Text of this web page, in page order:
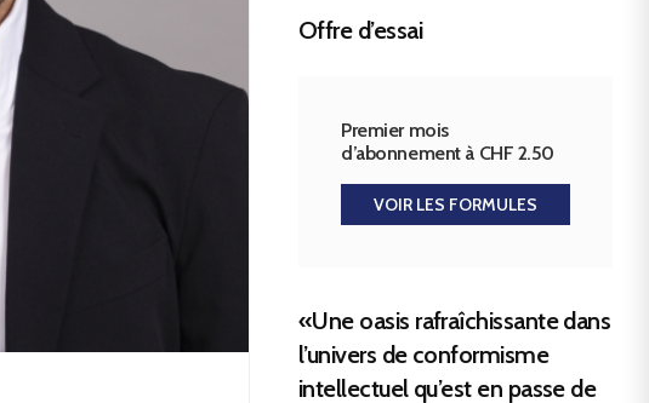
Offre d’essai
Premier mois
d’abonnement à CHF 2.50
VOIR LES FORMULES
«Une oasis rafraîchissante dans
l’univers de conformisme
intellectuel qu’est en passe de